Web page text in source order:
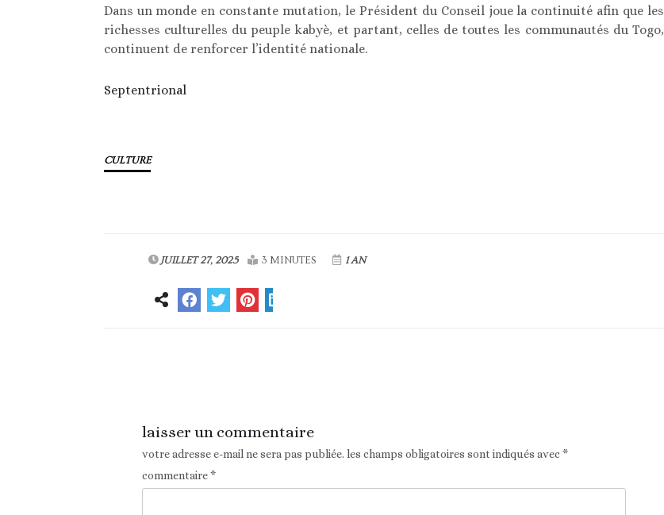
Dans un monde en constante mutation, le Président du Conseil joue la continuité afin que les
richesses culturelles du peuple kabyè, et partant, celles de toutes les communautés du Togo,
continuent de renforcer l’identité nationale.
Septentrional
CULTURE
JUILLET 27, 2025 3 MINUTES 1 AN
laisser un commentaire
votre adresse e-mail ne sera pas publiée. les champs obligatoires sont indiqués avec*
commentaire*